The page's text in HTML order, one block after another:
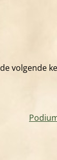
volgende